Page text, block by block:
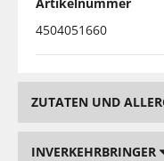
4504051660
ZUTATEN UND
INVERKEHRBRINGER